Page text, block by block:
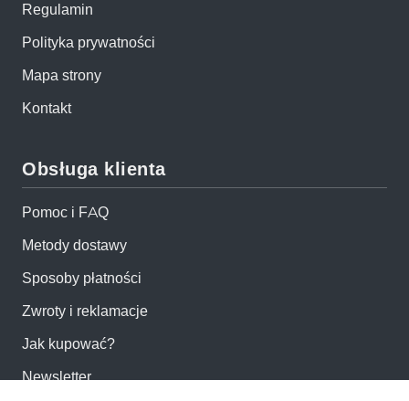
Regulamin
Polityka prywatności
Mapa strony
Kontakt
Obsługa klienta
Pomoc i FAQ
Metody dostawy
Sposoby płatności
Zwroty i reklamacje
Jak kupować?
Newsletter